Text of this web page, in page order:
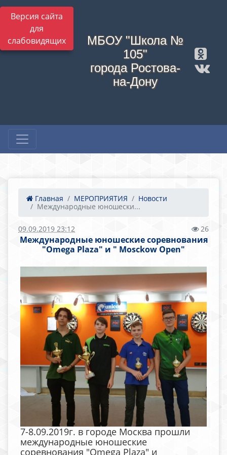
Версия сайта
для
слабовидящих
МБОУ "Школа №
105"
города Ростова-
на-Дону
Главная МЕРОПРИЯТИЯ
Новости
Международные юношески...
09.09.2019 23:12 26
Международные юношеские соревнования
"Omega Plaza" и " Mosckow Open"
7-8.09.2019г. в городе Москва прошли
международные юношеские
соревнования "Omega Plaza" и